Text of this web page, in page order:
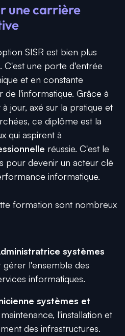
une carrière
SISR est bien plus
C'est une porte d'entrée
et en constante
de l'informatique. Grâce à
jour, axé sur la pratique et
ce diplôme est la
qui aspirent à
réussie. C'est le
pour devenir un acteur clé
informatique.
formation sont nombreux
systèmes
gérer l'ensemble des
informatiques.
systèmes et
l'installation et
des infrastructures.